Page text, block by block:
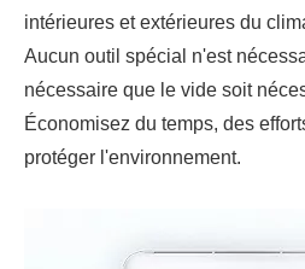
intérieures et extérieures du
Aucun outil spécial n'est
nécessaire que le vide soit
Économisez du temps, des
protéger l'environnement.